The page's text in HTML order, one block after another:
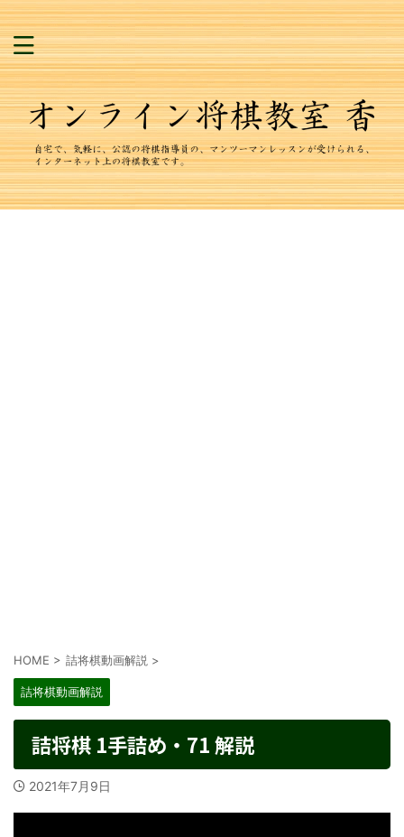
HOME > 詰将棋動画解説 >
詰将棋動画解説
詰将棋 1手詰め・71 解説
2021年7月9日